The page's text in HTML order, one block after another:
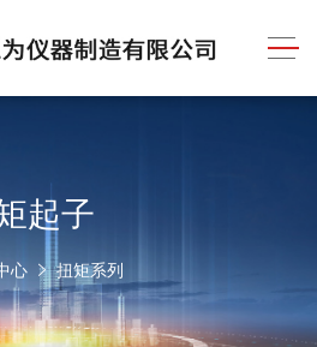
起子
心 扭矩系列